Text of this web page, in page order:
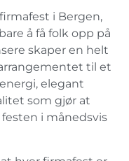
i Bergen,
å få folk opp på
skaper en helt
til et
elegant
som gjør at
i månedsvis